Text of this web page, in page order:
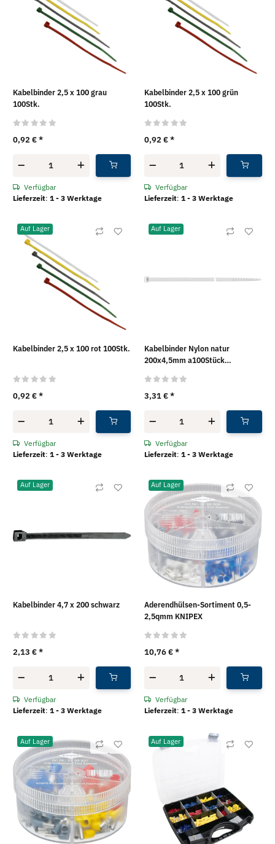
Kabelbinder 2,5 x 100 grau
100Stk.
0,92 €*
Verfügbar
Lieferzeit: 1 - 3 Werktage
Kabelbinder 2,5 x 100 grün
100Stk.
0,92 €*
Verfügbar
Lieferzeit: 1 - 3 Werktage
Auf Lager
Kabelbinder 2,5 x 100 rot 100Stk.
0,92 €*
Verfügbar
Lieferzeit: 1 - 3 Werktage
Auf Lager
Kabelbinder Nylon natur
200x4,5mm a100Stück
3,31 €*
Verfügbar
Lieferzeit: 1 - 3 Werktage
Auf Lager
Kabelbinder 4,7 x 200 schwarz
2,13 €*
Verfügbar
Lieferzeit: 1 - 3 Werktage
Auf Lager
Aderendhülsen-Sortiment 0,5-
2,5qmm KNIPEX
10,76 €*
Verfügbar
Lieferzeit: 1 - 3 Werktage
Auf Lager Auf Lager